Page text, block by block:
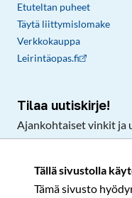
Tällä sivustolla
Tämä sivusto
Etuteltan puheet
Täytä liittymislomake
Verkkokauppa
Leirintäopas.fi
Tilaa uutiskirje!
Ajankohtaiset vinkit ja